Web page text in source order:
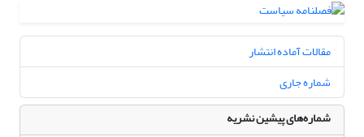
مقالات آماده انتشار
شماره جاری
شماره‌های پیشین نشریه